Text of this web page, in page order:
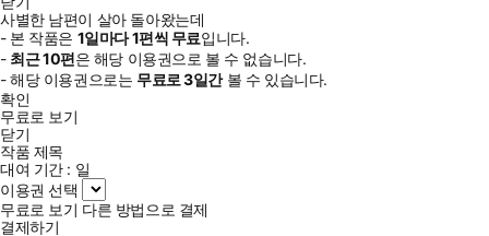
사별한 남편이 살아 돌아왔는데
- 본 작품은 1일마다1편씩 무료입니다.
- 최근10편은 해당 이용권으로 볼 수 없습니다.
- 해당 이용권으로는 무료로3일간볼 수 있습니다.
확인
무료로 보기
닫기
작품 제목
대여 기간 : 일
이용권 선택
무료로 보기 다른 방법으로 결제
결제하기